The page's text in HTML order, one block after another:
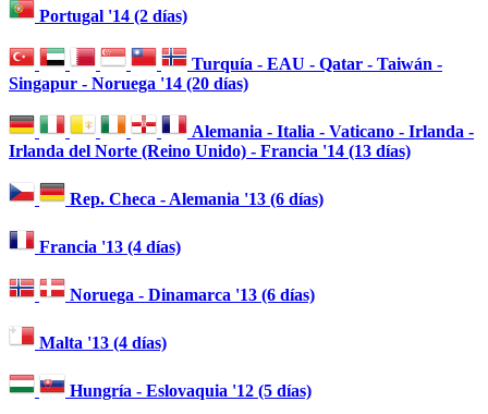
Portugal '14 (2 días)
Turquía - EAU - Qatar - Taiwán -
Singapur - Noruega '14 (20 días)
Alemania - Italia - Vaticano - Irlanda -
Irlanda del Norte (Reino Unido) - Francia '14 (13 días)
Rep. Checa - Alemania '13 (6 días)
Francia '13 (4 días)
Noruega - Dinamarca '13 (6 días)
Malta '13 (4 días)
Hungría - Eslovaquia '12 (5 días)